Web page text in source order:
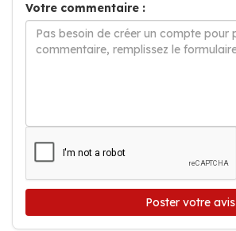
Votre commentaire :
Poster votre avis